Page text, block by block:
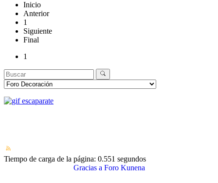
Inicio
Anterior
1
Siguiente
Final
1
Tiempo de carga de la página: 0.551 segundos
Gracias a Foro Kunena